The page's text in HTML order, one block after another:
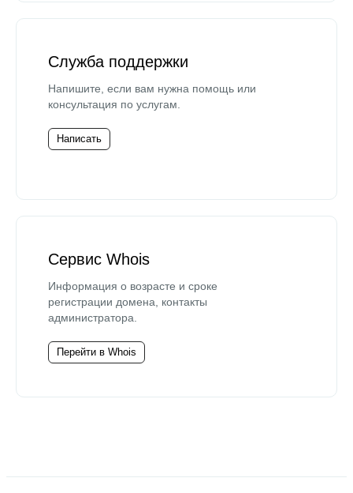
Служба поддержки
Напишите, если вам нужна помощь или
консультация по услугам.
Написать
Сервис Whois
Информация о возрасте и сроке
регистрации домена, контакты
администратора.
Перейти в Whois